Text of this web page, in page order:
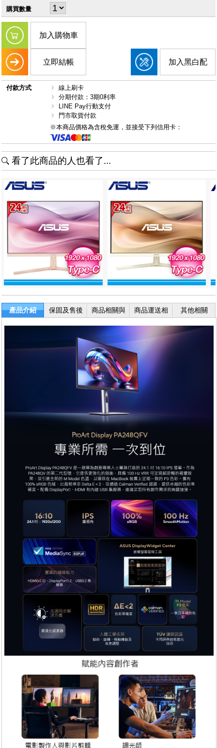
購買數量
加入購物車
立即結帳 加入黑白配
付款方式
線上刷卡
分期付款：3期0利率
LINE Pay行動支付
門市取貨付款
※本商品價格為含稅免運，並接受下列信用卡：
看了此商品的人也看了...
產品介紹
保固及售後
服務
商品相關與
退換貨
商品運送相
關
其他相關